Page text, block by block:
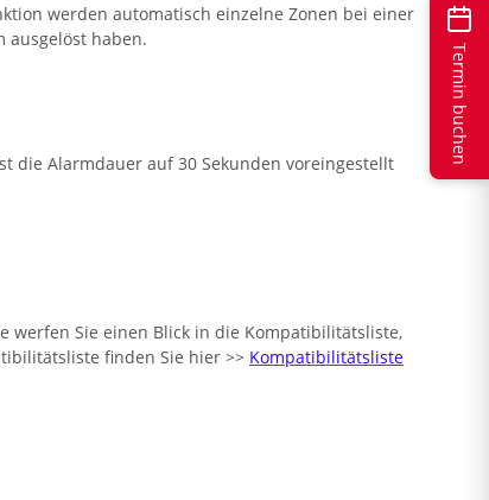
werden automatisch einzelne Zonen bei einer
ausgelöst haben.
die Alarmdauer auf 30 Sekunden voreingestellt
werfen Sie einen Blick in die Kompatibilitätsliste,
finden Sie hier >> Kompatibilitätsliste
Termin buchen